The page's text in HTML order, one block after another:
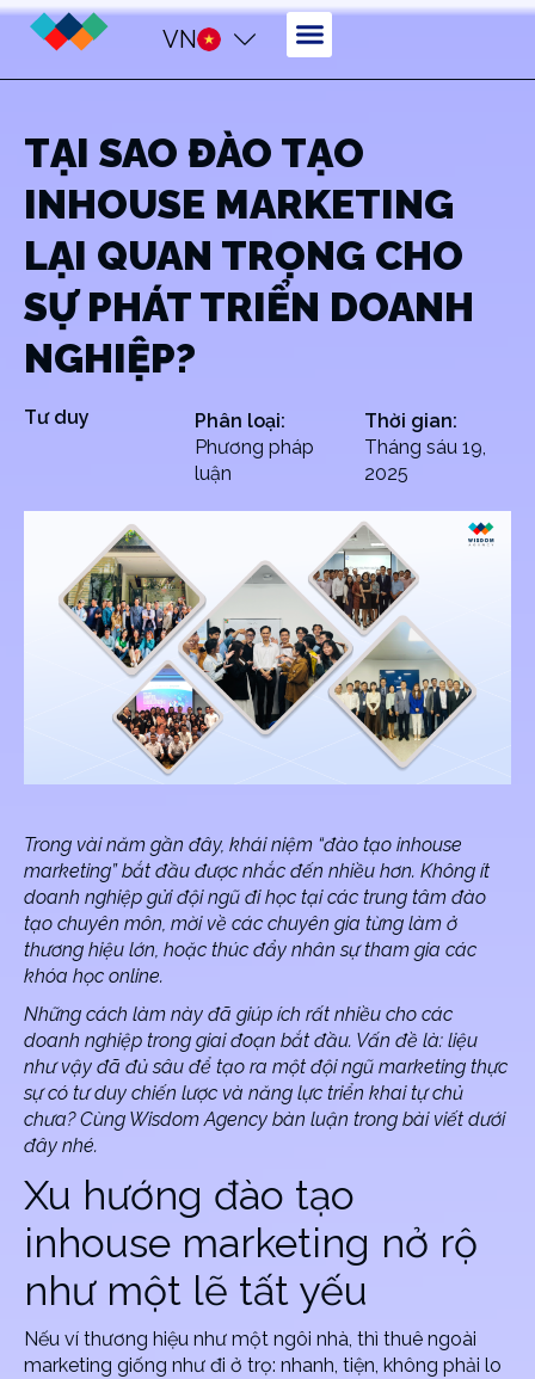
VN
TẠI SAO ĐÀO TẠO
INHOUSE MARKETING
LẠI QUAN TRỌNG CHO
SỰ PHÁT TRIỂN DOANH
NGHIỆP?
Tư duy
Phân loại:
Phương pháp
luận
Thời gian:
Tháng sáu 19,
2025
Trong vài năm gần đây, khái niệm “đào tạo inhouse
marketing” bắt đầu được nhắc đến nhiều hơn. Không ít
doanh nghiệp gửi đội ngũ đi học tại các trung tâm đào
tạo chuyên môn, mời về các chuyên gia từng làm ở
thương hiệu lớn, hoặc thúc đẩy nhân sự tham gia các
khóa học online.
Những cách làm này đã giúp ích rất nhiều cho các
doanh nghiệp trong giai đoạn bắt đầu. Vấn đề là: liệu
như vậy đã đủ sâu để tạo ra một đội ngũ marketing thực
sự có tư duy chiến lược và năng lực triển khai tự chủ
chưa? Cùng Wisdom Agency bàn luận trong bài viết dưới
đây nhé.
Xu hướng đào tạo
inhouse marketing nở rộ
như một lẽ tất yếu
Nếu ví thương hiệu như một ngôi nhà, thì thuê ngoài
marketing giống như đi ở trọ: nhanh, tiện, không phải lo